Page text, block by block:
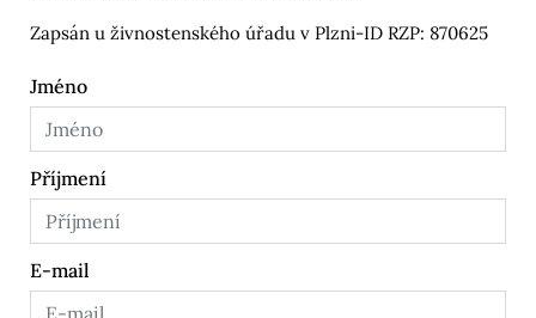
Zapsán u živnostenského úřadu v Plzni-ID RZP: 870625
Jméno
Příjmení
E-mail